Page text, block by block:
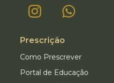
Prescrição
Como Prescrever
Portal de Educação